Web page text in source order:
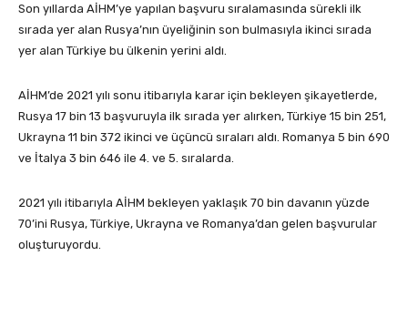
Son yıllarda AİHM’ye yapılan başvuru sıralamasında sürekli ilk
sırada yer alan Rusya’nın üyeliğinin son bulmasıyla ikinci sırada
yer alan Türkiye bu ülkenin yerini aldı.
AİHM’de 2021 yılı sonu itibarıyla karar için bekleyen şikayetlerde,
Rusya 17 bin 13 başvuruyla ilk sırada yer alırken, Türkiye 15 bin 251,
Ukrayna 11 bin 372 ikinci ve üçüncü sıraları aldı. Romanya 5 bin 690
ve İtalya 3 bin 646 ile 4. ve 5. sıralarda.
2021 yılı itibarıyla AİHM bekleyen yaklaşık 70 bin davanın yüzde
70’ini Rusya, Türkiye, Ukrayna ve Romanya’dan gelen başvurular
oluşturuyordu.